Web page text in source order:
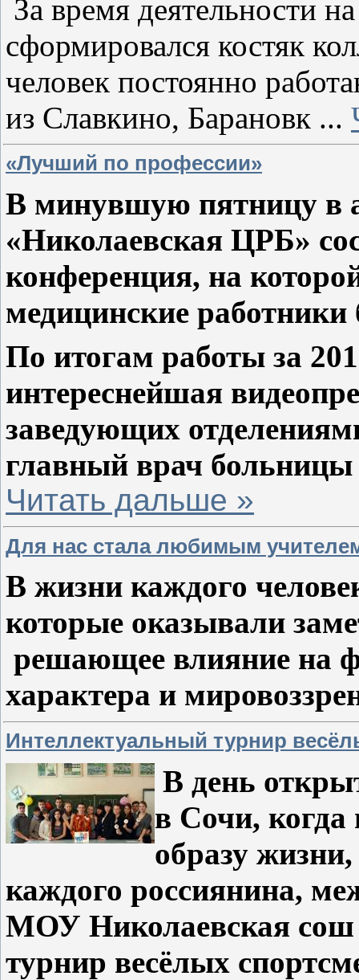
За время деятельности
сформировался костяк
человек постоянно
из Славкино, Барановк ...
«Лучший по профессии»
В минувшую пятницу в
«Николаевская ЦРБ»
конференция, на
медицинские
По итогам работы за
интереснейшая
заведующих
главный врач
Читать дальше »
Для нас стала любимым
В жизни каждого
которые оказывали
решающее влияние на
характера и
Интеллектуальный турнир
В день
в Сочи, когда
образу
каждого россиянина,
МОУ Николаевская сош
турнир весёлых